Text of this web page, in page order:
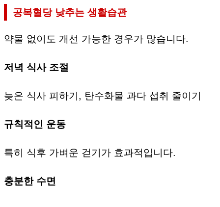
공복혈당 낮추는 생활습관
약물 없이도 개선 가능한 경우가 많습니다.
저녁 식사 조절
늦은 식사 피하기, 탄수화물 과다 섭취 줄이기
규칙적인 운동
특히 식후 가벼운 걷기가 효과적입니다.
충분한 수면